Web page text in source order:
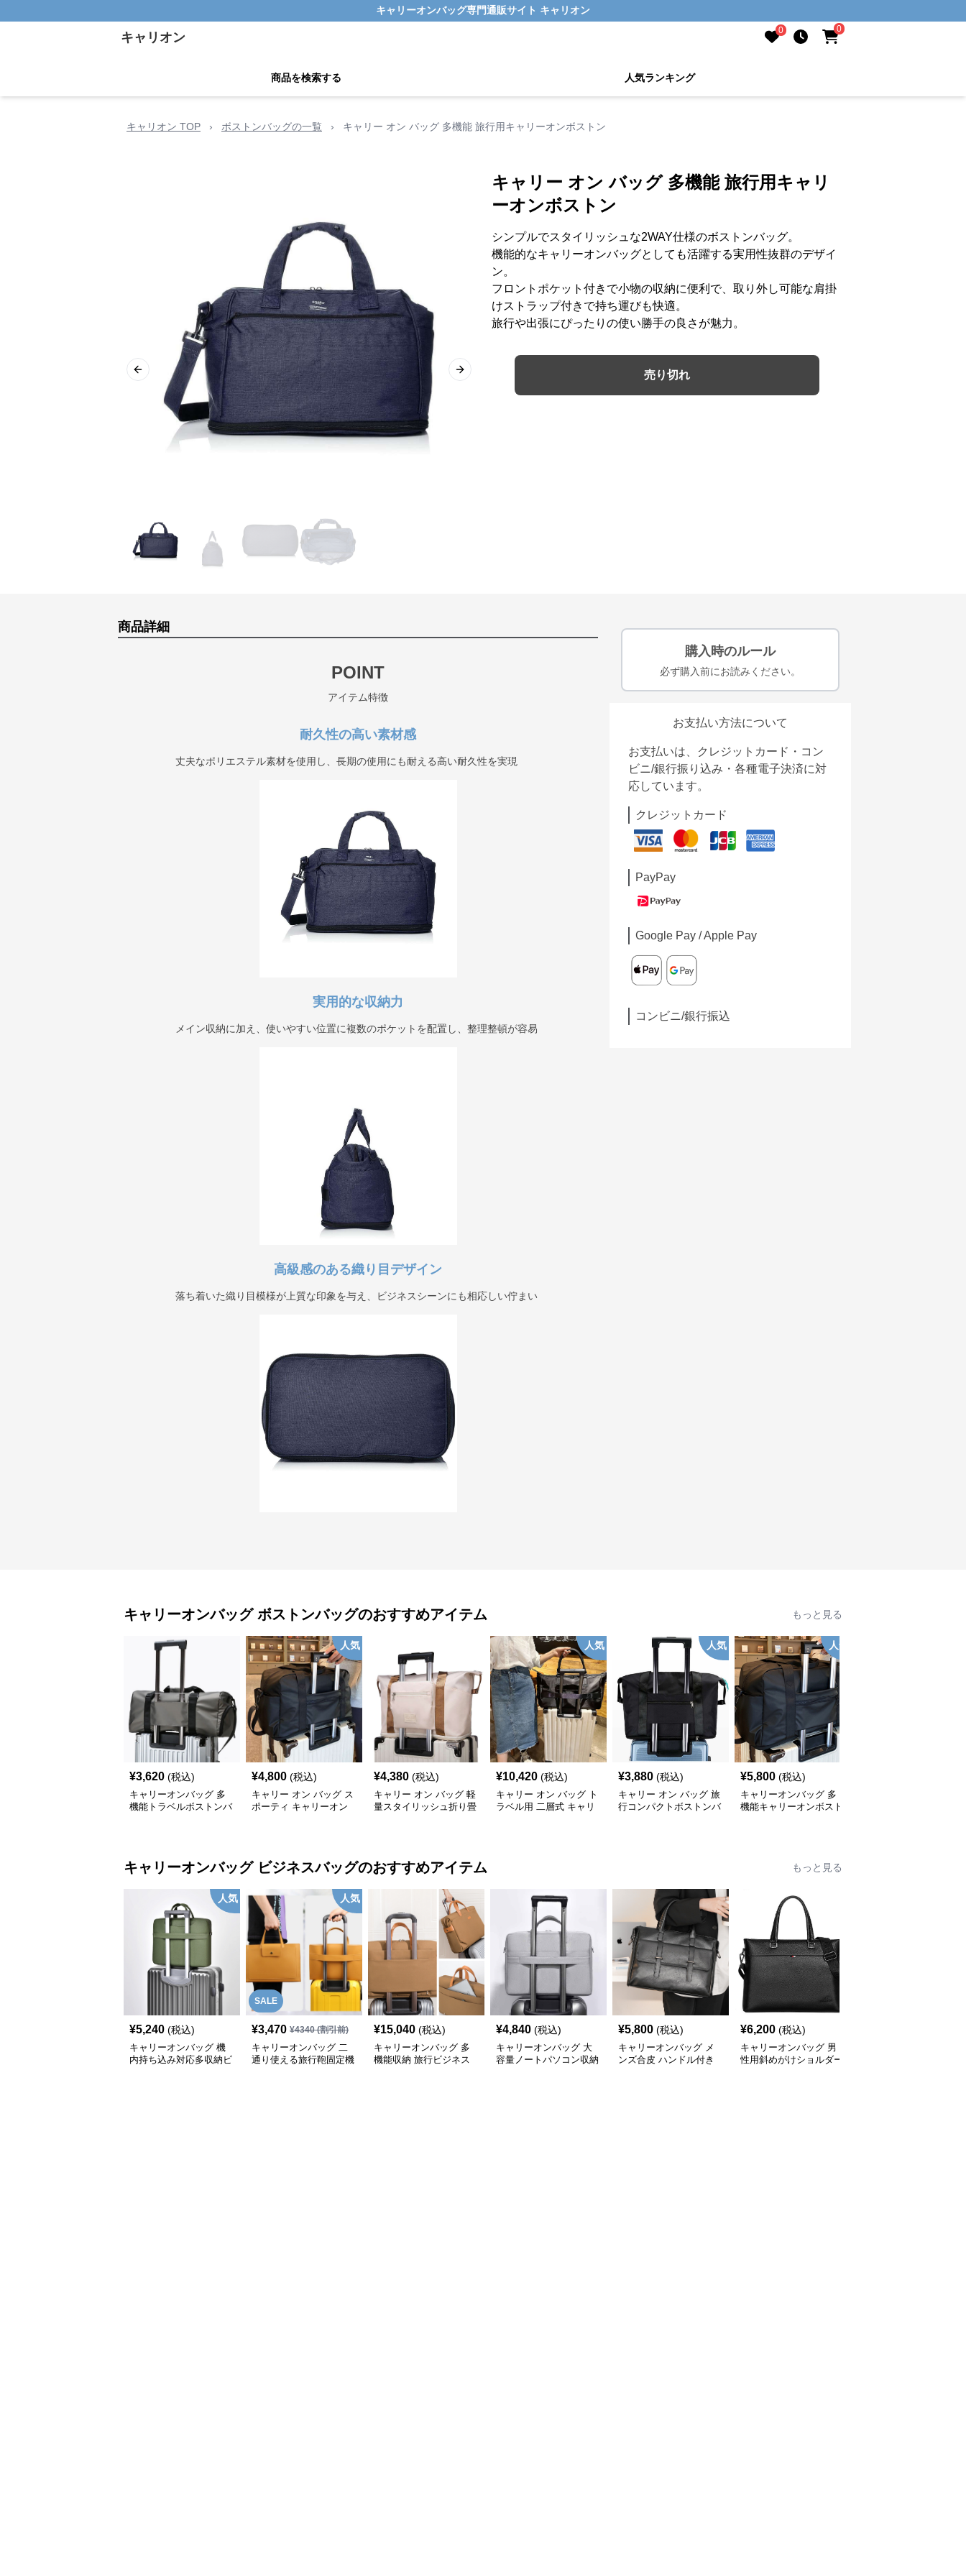
キャリーオンバッグ専門通販サイト キャリオン
キャリオン 0 0
商品を検索する 人気ランキング
キャリオン TOP › ボストンバッグの一覧 › キャリー オン バッグ 多機能 旅行用キャリーオンボストン
Previous slide Next slide
キャリー オン バッグ 多機能 旅行用キャリ
ーオンボストン
シンプルでスタイリッシュな2WAY仕様のボストンバッグ。
機能的なキャリーオンバッグとしても活躍する実用性抜群のデザイ
ン。
フロントポケット付きで小物の収納に便利で、取り外し可能な肩掛
けストラップ付きで持ち運びも快適。
旅行や出張にぴったりの使い勝手の良さが魅力。
売り切れ
商品詳細
POINT
アイテム特徴
耐久性の高い素材感
丈夫なポリエステル素材を使用し、長期の使用にも耐える高い耐久性を実現
実用的な収納力
メイン収納に加え、使いやすい位置に複数のポケットを配置し、整理整頓が容易
高級感のある織り目デザイン
落ち着いた織り目模様が上質な印象を与え、ビジネスシーンにも相応しい佇まい
購入時のルール
必ず購入前にお読みください。
お支払い方法について
お支払いは、クレジットカード・コン
ビニ/銀行振り込み・各種電子決済に対
応しています。
クレジットカード
PayPay
Google Pay / Apple Pay
コンビニ/銀行振込
キャリーオンバッグ ボストンバッグのおすすめアイテム もっと見る
¥3,620 (税込)
キャリーオンバッグ 多
機能トラベルボストンバ
人気
¥4,800 (税込)
キャリー オン バッグ ス
ポーティ キャリーオン
¥4,380 (税込)
キャリー オン バッグ 軽
量スタイリッシュ折り畳
人気
¥10,420 (税込)
キャリー オン バッグ ト
ラベル用 二層式 キャリ
人気
¥3,880 (税込)
キャリー オン バッグ 旅
行コンパクトボストンバ
人気
¥5,800 (税込)
キャリーオンバッグ 多
機能キャリーオンボスト
キャリーオンバッグ ビジネスバッグのおすすめアイテム もっと見る
人気
¥5,240 (税込)
キャリーオンバッグ 機
内持ち込み対応多収納ビ
SALE
人気
¥3,470 ¥4340(割引前)
キャリーオンバッグ 二
通り使える旅行鞄固定機
¥15,040 (税込)
キャリーオンバッグ 多
機能収納 旅行ビジネス
¥4,840 (税込)
キャリーオンバッグ 大
容量ノートパソコン収納
¥5,800 (税込)
キャリーオンバッグ メ
ンズ合皮 ハンドル付き
¥6,200 (税込)
キャリーオンバッグ 男
性用斜めがけショルダー